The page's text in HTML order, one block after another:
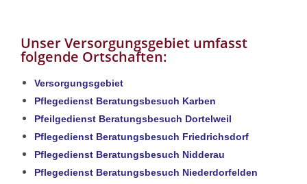
Unser Versorgungsgebiet umfasst
folgende Ortschaften:​
Versorgungsgebiet
Pflegedienst Beratungsbesuch Karben
Pfeilgedienst Beratungsbesuch Dortelweil
Pflegedienst Beratungsbesuch Friedrichsdorf
Pflegedienst Beratungsbesuch Nidderau
Pflegedienst Beratungsbesuch Niederdorfelden